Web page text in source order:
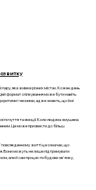
пару, яка живе в різних містах. Кожен день
формат спілкування може бути навіть
і чесними, адже знають, що їхні
почуття та емоції. Коли людина змушена
Це може призвести до більш
повсякденному житті це означає, що
Вони можуть не лише підтримувати
але й сам процес побудови зв'язку,